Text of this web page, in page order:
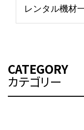
レンタル機材
CATEGORY
カテゴリー